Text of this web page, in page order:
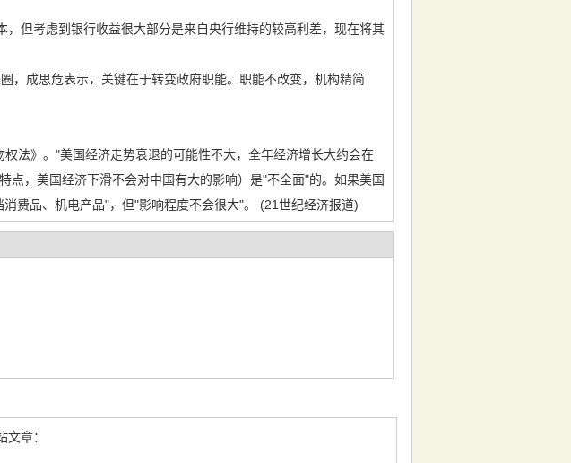
考虑到银行收益很大部分是来自央行维持的较高利差，现在将其
成思危表示，关键在于转变政府职能。职能不改变，机构精简
》。"美国经济走势衰退的可能性不大，全年经济增长大约会在
，美国经济下滑不会对中国有大的影响）是"不全面"的。如果美国
费品、机电产品"，但"影响程度不会很大"。 (21世纪经济报道)
章：